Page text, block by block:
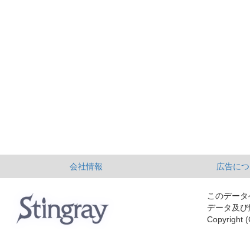
会社情報 広告に
このデー
データ及び
Copyright